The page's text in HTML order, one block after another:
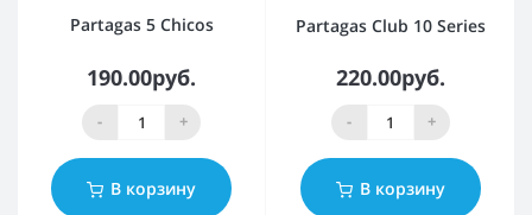
Partagas 5 Chicos
190.00руб.
- +
В корзину
Partagas Club 10 Series
220.00руб.
- +
В корзину